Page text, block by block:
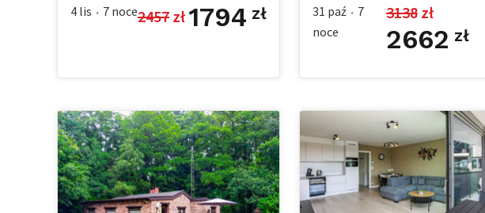
4 lis • 7 noce2457 zł 1794 zł 31 paź • 7
noce
3138 zł
2662 zł